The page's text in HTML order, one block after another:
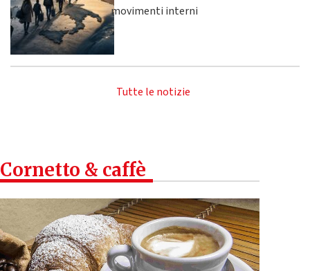
movimenti interni
Tutte le notizie
Cornetto & caffè